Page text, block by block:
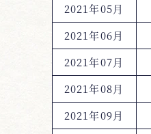
2021年05月
2021年06月
2021年07月
2021年08月
2021年09月